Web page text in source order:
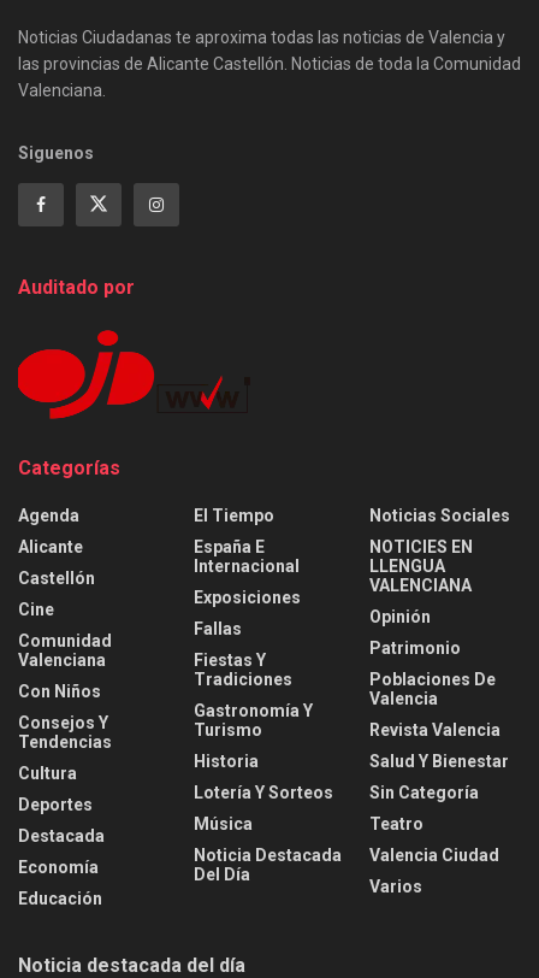
Noticias Ciudadanas te aproxima todas las noticias de Valencia y
las provincias de Alicante Castellón. Noticias de toda la Comunidad
Valenciana.
Siguenos
Auditado por
Categorías
Agenda
Alicante
Castellón
Cine
Comunidad
Valenciana
Con Niños
Consejos Y
Tendencias
Cultura
Deportes
Destacada
Economía
Educación
El Tiempo
España E
Internacional
Exposiciones
Fallas
Fiestas Y
Tradiciones
Gastronomía Y
Turismo
Historia
Lotería Y Sorteos
Música
Noticia Destacada
Del Día
Noticias Sociales
NOTICIES EN
LLENGUA
VALENCIANA
Opinión
Patrimonio
Poblaciones De
Valencia
Revista Valencia
Salud Y Bienestar
Sin Categoría
Teatro
Valencia Ciudad
Varios
Noticia destacada del día